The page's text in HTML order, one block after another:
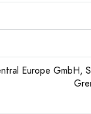
Europe GmbH,